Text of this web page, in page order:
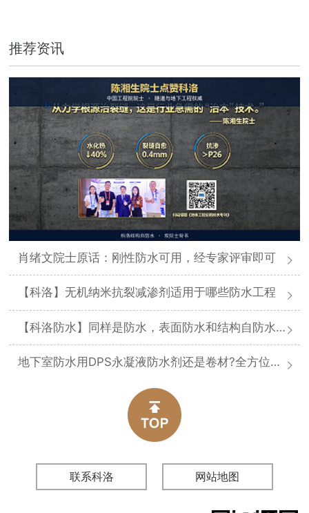
推荐资讯
肖绪文院士原话：刚性防水可用，经专家评审即可
【科洛】无机纳米抗裂减渗剂适用于哪些防水工程
【科洛防水】同样是防水，表面防水和结构自防水差在哪
地下室防水用DPS永凝液防水剂还是卷材?全方位对比分析
联系科洛 网站地图